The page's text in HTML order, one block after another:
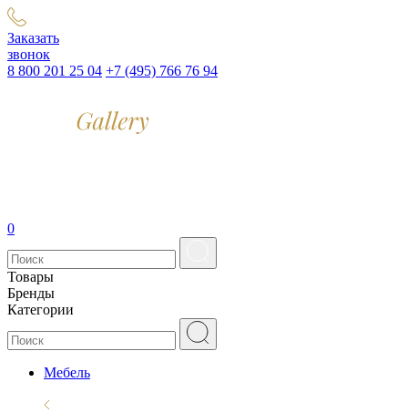
Заказать
звонок
8 800 201 25 04 +7 (495) 766 76 94
0
Товары
Бренды
Категории
Мебель